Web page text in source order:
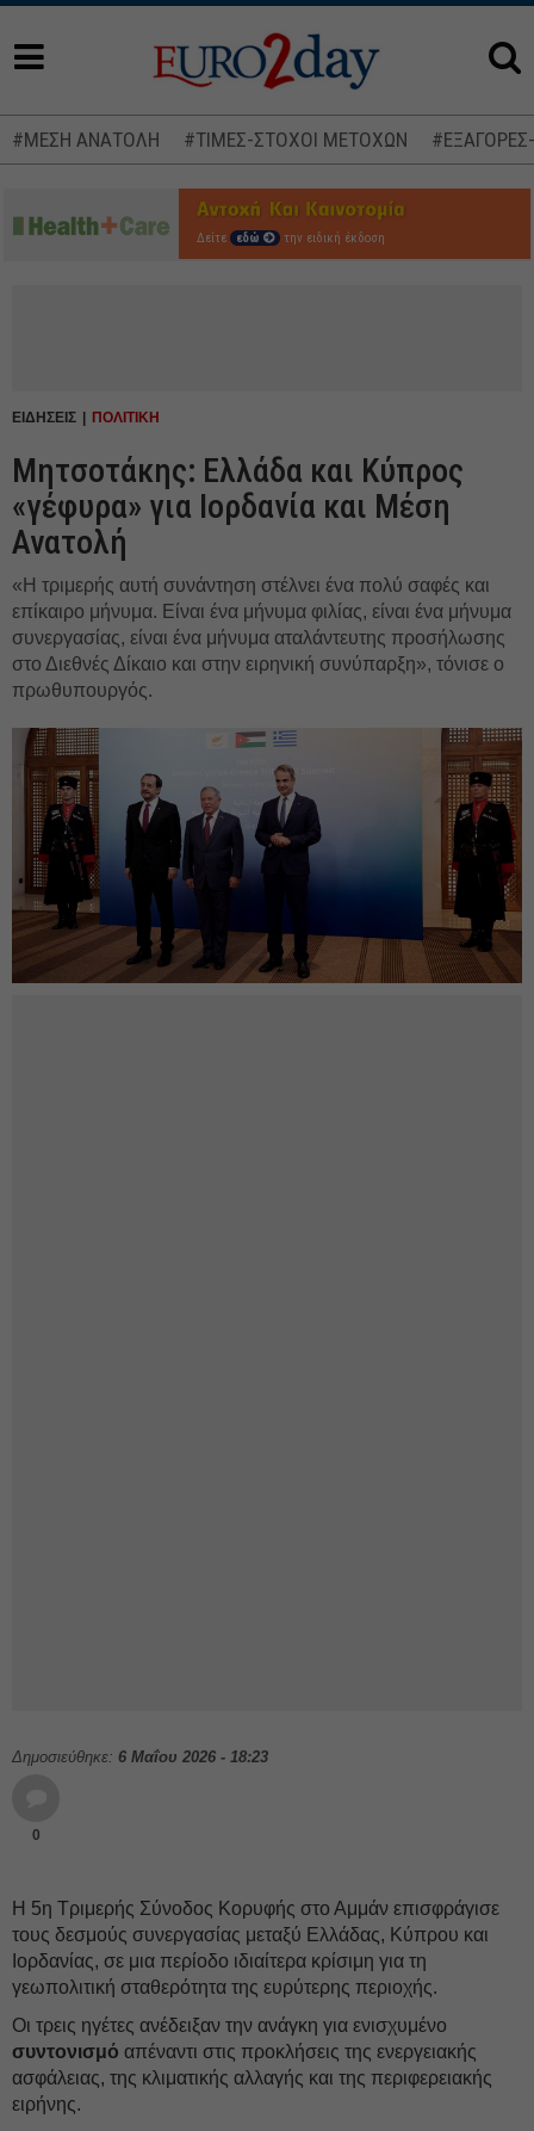
#ΜΕΣΗ ΑΝΑΤΟΛΗ #ΤΙΜΕΣ-ΣΤΟΧΟΙ ΜΕΤΟΧΩΝ
Δείτε εδώ την ειδική έκδοση
ΕΙΔΗΣΕΙΣ ΠΟΛΙΤΙΚΗ
Μητσοτάκης: Ελλάδα και Κύπρος
«γέφυρα» για Ιορδανία και Μέση
Ανατολή
«Η τριμερής αυτή συνάντηση στέλνει ένα πολύ σαφές και
επίκαιρο μήνυμα. Είναι ένα μήνυμα φιλίας, είναι ένα μήνυμα
συνεργασίας, είναι ένα μήνυμα αταλάντευτης προσήλωσης
στο Διεθνές Δίκαιο και στην ειρηνική συνύπαρξη», τόνισε ο
πρωθυπουργός.
Δημοσιεύθηκε: 6 Μαΐου 2026 - 18:23
0
Η 5η Τριμερής Σύνοδος Κορυφής στο Αμμάν επισφράγισε
τους δεσμούς συνεργασίας μεταξύ Ελλάδας, Κύπρου και
Ιορδανίας, σε μια περίοδο ιδιαίτερα κρίσιμη για τη
γεωπολιτική σταθερότητα της ευρύτερης περιοχής.
Οι τρεις ηγέτες ανέδειξαν την ανάγκη για ενισχυμένο
συντονισμό απέναντι στις προκλήσεις της ενεργειακής
ασφάλειας, της κλιματικής αλλαγής και της περιφερειακής
ειρήνης.